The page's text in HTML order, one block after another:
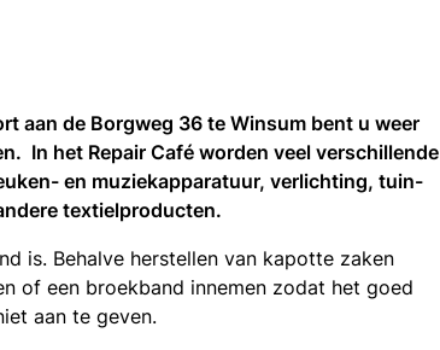
aan de Borgweg 36 te Winsum bent u weer
In het Repair Café worden veel verschillende
en muziekapparatuur, verlichting, tuin-
textielproducten.
is. Behalve herstellen van kapotte zaken
of een broekband innemen zodat het goed
aan te geven.